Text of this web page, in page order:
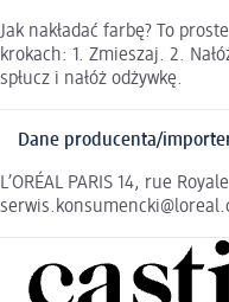
Jak nakładać farbę? To
krokach: 1. Zmieszaj. 2.
spłucz i nałóż odżywkę.
Dane producenta/
L’ORÉAL PARIS 14, rue